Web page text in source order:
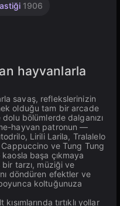
1906
hayvanlarla
savaş, reflekslerinizin
olduğu tam bir arcade
bölümlerde dalganızı
hayvan patronun —
Lirili Larila, Tralalelo
ve Tung Tung
başa çıkmaya
bir tarzı, müziği ve
döndüren efektler ve
koltuğunuza
tırtıklı yollar